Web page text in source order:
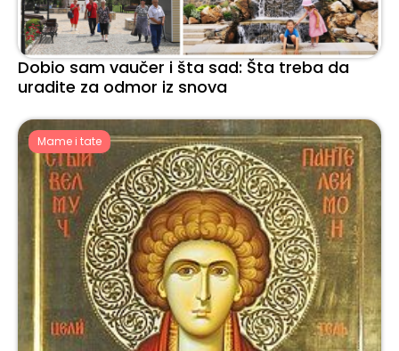
Dobio sam vaučer i šta sad: Šta treba da
uradite za odmor iz snova
Mame i tate